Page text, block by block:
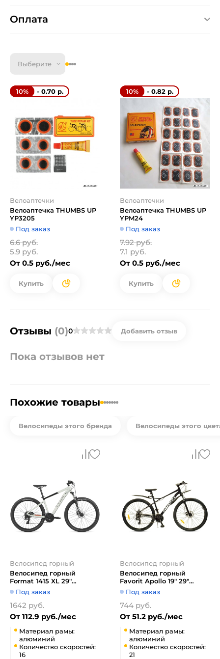
Оплата
Выберите
10% - 0.70 р.
Велоаптечки
Велоаптечка THUMBS UP
YP3205
Под заказ
6.6 руб.
5.9 руб.
От 0.5 руб./мес
Купить
10% - 0.82 р.
Велоаптечки
Велоаптечка THUMBS UP
YPM24
Под заказ
7.92 руб.
7.1 руб.
От 0.5 руб./мес
Купить
Отзывы (0)0 Добавить отзыв
Пока отзывов нет
Похожие товары
Велосипеды этого бренда Велосипеды этого
Велосипед горный
Велосипед горный
Format 1415 XL 29"
(бежевый/черный)
Под заказ
1642 руб.
От 112.9 руб./мес
Материал рамы:
алюминий
Количество скоростей:
16
Велосипед горный
Велосипед горный
Favorit Apollo 19" 29"
APL29MD19BK-AL
(черный)
Под заказ
744 руб.
От 51.2 руб./мес
Материал рамы:
алюминий
Количество скоростей:
21